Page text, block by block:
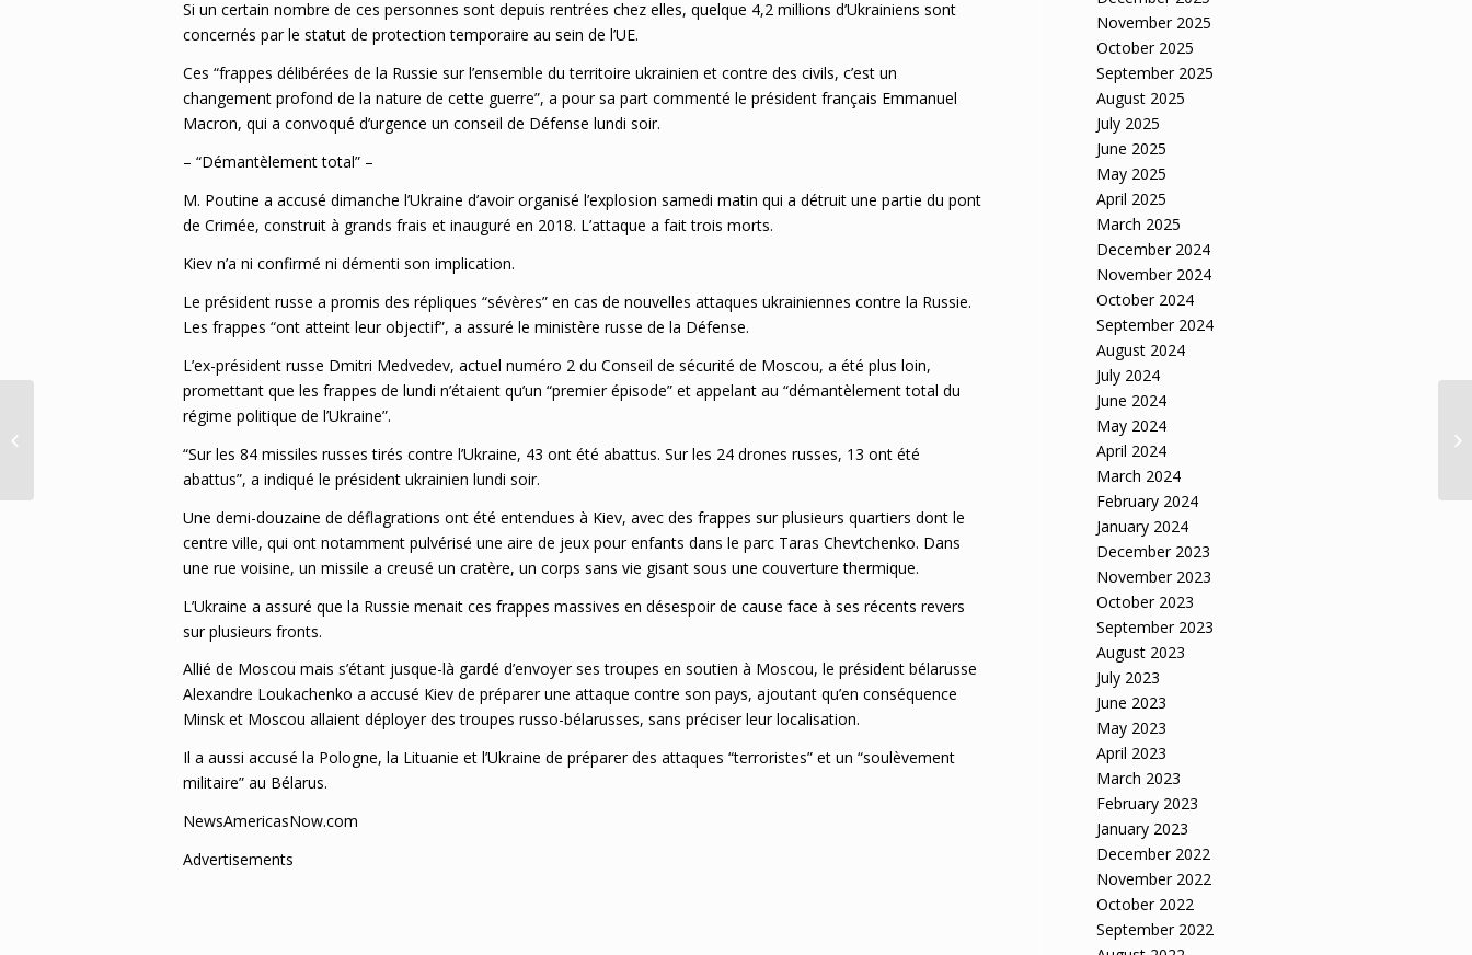
Si un certain nombre de ces personnes sont depuis rentrées chez elles, quelque 4,2 millions d’Ukrainiens sont
concernés par le statut de protection temporaire au sein de l’UE.
Ces “frappes délibérées de la Russie sur l’ensemble du territoire ukrainien et contre des civils, c’est un
changement profond de la nature de cette guerre”, a pour sa part commenté le président français Emmanuel
Macron, qui a convoqué d’urgence un conseil de Défense lundi soir.
– “Démantèlement total” –
M. Poutine a accusé dimanche l’Ukraine d’avoir organisé l’explosion samedi matin qui a détruit une partie du pont
de Crimée, construit à grands frais et inauguré en 2018. L’attaque a fait trois morts.
Kiev n’a ni confirmé ni démenti son implication.
Le président russe a promis des répliques “sévères” en cas de nouvelles attaques ukrainiennes contre la Russie.
Les frappes “ont atteint leur objectif”, a assuré le ministère russe de la Défense.
L’ex-président russe Dmitri Medvedev, actuel numéro 2 du Conseil de sécurité de Moscou, a été plus loin,
promettant que les frappes de lundi n’étaient qu’un “premier épisode” et appelant au “démantèlement total du
régime politique de l’Ukraine”.
“Sur les 84 missiles russes tirés contre l’Ukraine, 43 ont été abattus. Sur les 24 drones russes, 13 ont été
abattus”, a indiqué le président ukrainien lundi soir.
Une demi-douzaine de déflagrations ont été entendues à Kiev, avec des frappes sur plusieurs quartiers dont le
centre ville, qui ont notamment pulvérisé une aire de jeux pour enfants dans le parc Taras Chevtchenko. Dans
une rue voisine, un missile a creusé un cratère, un corps sans vie gisant sous une couverture thermique.
L’Ukraine a assuré que la Russie menait ces frappes massives en désespoir de cause face à ses récents revers
sur plusieurs fronts.
Allié de Moscou mais s’étant jusque-là gardé d’envoyer ses troupes en soutien à Moscou, le président bélarusse
Alexandre Loukachenko a accusé Kiev de préparer une attaque contre son pays, ajoutant qu’en conséquence
Minsk et Moscou allaient déployer des troupes russo-bélarusses, sans préciser leur localisation.
Il a aussi accusé la Pologne, la Lituanie et l’Ukraine de préparer des attaques “terroristes” et un “soulèvement
militaire” au Bélarus.
NewsAmericasNow.com
Advertisements
November 2025
October 2025
September 2025
August 2025
July 2025
June 2025
May 2025
April 2025
March 2025
December 2024
November 2024
October 2024
September 2024
August 2024
July 2024
June 2024
May 2024
April 2024
March 2024
February 2024
January 2024
December 2023
November 2023
October 2023
September 2023
August 2023
July 2023
June 2023
May 2023
April 2023
March 2023
February 2023
January 2023
December 2022
November 2022
October 2022
September 2022
Après les frappes russes massives